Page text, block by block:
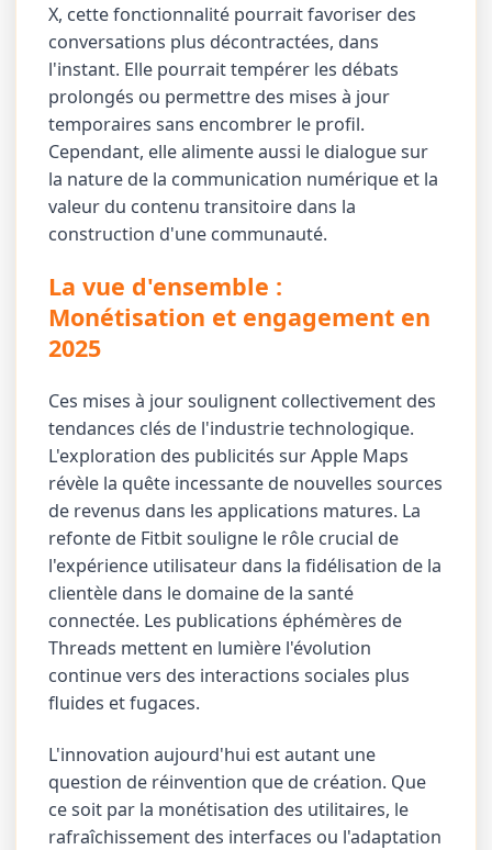
X, cette fonctionnalité pourrait favoriser des
conversations plus décontractées, dans
l'instant. Elle pourrait tempérer les débats
prolongés ou permettre des mises à jour
temporaires sans encombrer le profil.
Cependant, elle alimente aussi le dialogue sur
la nature de la communication numérique et la
valeur du contenu transitoire dans la
construction d'une communauté.
La vue d'ensemble :
Monétisation et engagement en
2025
Ces mises à jour soulignent collectivement des
tendances clés de l'industrie technologique.
L'exploration des publicités sur Apple Maps
révèle la quête incessante de nouvelles sources
de revenus dans les applications matures. La
refonte de Fitbit souligne le rôle crucial de
l'expérience utilisateur dans la fidélisation de la
clientèle dans le domaine de la santé
connectée. Les publications éphémères de
Threads mettent en lumière l'évolution
continue vers des interactions sociales plus
fluides et fugaces.
L'innovation aujourd'hui est autant une
question de réinvention que de création. Que
ce soit par la monétisation des utilitaires, le
rafraîchissement des interfaces ou l'adaptation